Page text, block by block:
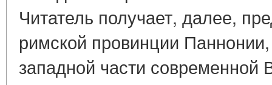
Читатель получает, далее,
римской провинции
западной части современной